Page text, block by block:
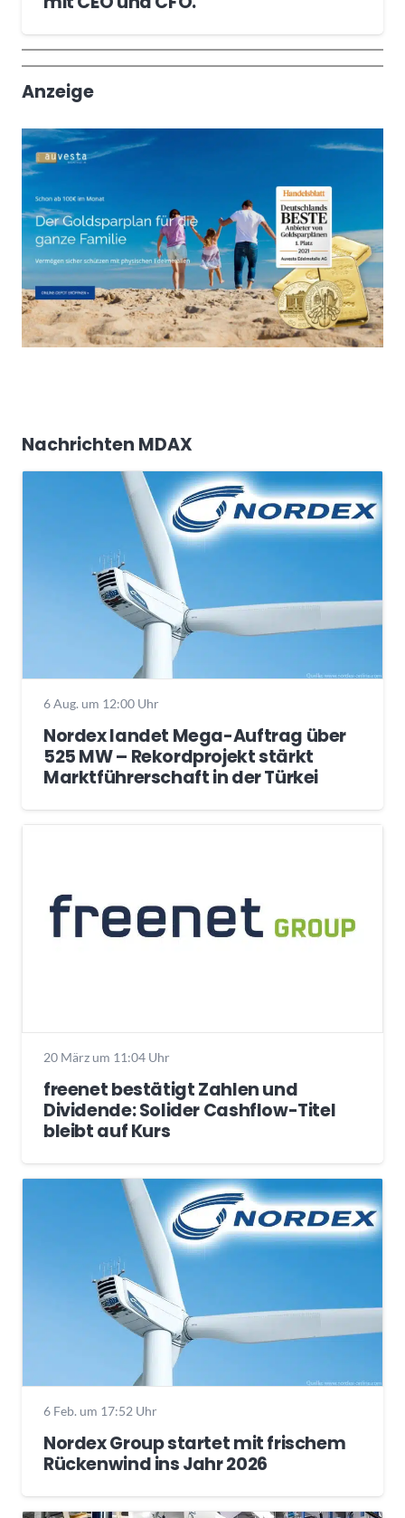
Wochenrückblick
Trendthemen
Anzeige
Nachrichten MDAX
6 Aug. um 12:00 Uhr
Nordex landet Mega-Auftrag über
525 MW – Rekordprojekt stärkt
Marktführerschaft in der Türkei
20 März um 11:04 Uhr
freenet bestätigt Zahlen und
Dividende: Solider Cashflow-Titel
bleibt auf Kurs
6 Feb. um 17:52 Uhr
Nordex Group startet mit frischem
Rückenwind ins Jahr 2026